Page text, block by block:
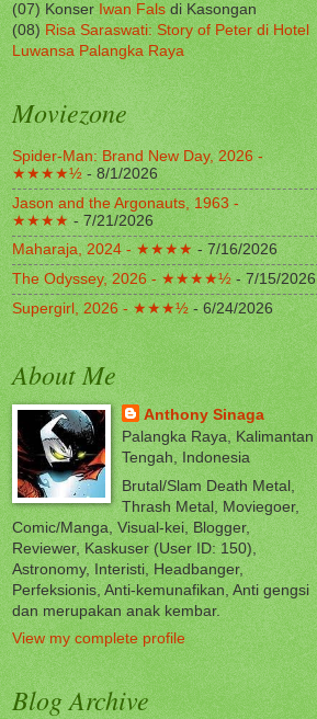
(07) Konser Iwan Falsdi Kasongan
(08)Risa Saraswati: Story of Peter di Hotel
Luwansa Palangka Raya
Moviezone
Spider-Man: Brand New Day, 2026 -
★★★★½- 8/1/2026
Jason and the Argonauts, 1963 -
★★★★- 7/21/2026
Maharaja, 2024 - ★★★★- 7/16/2026
The Odyssey, 2026 - ★★★★½- 7/15/2026
Supergirl, 2026 - ★★★½- 6/24/2026
About Me
Anthony Sinaga
Palangka Raya, Kalimantan
Tengah, Indonesia
Brutal/Slam Death Metal,
Thrash Metal, Moviegoer,
Comic/Manga, Visual-kei, Blogger,
Reviewer, Kaskuser (User ID: 150),
Astronomy, Interisti, Headbanger,
Perfeksionis, Anti-kemunafikan, Anti gengsi
dan merupakan anak kembar.
View my complete profile
Blog Archive